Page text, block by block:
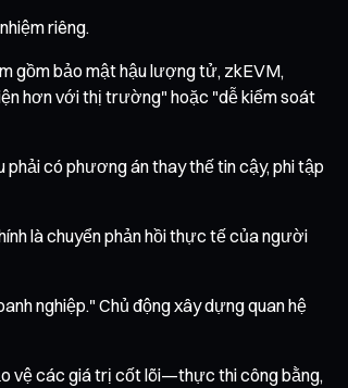
riêng.
gồm bảo mật hậu lượng tử, zkEVM,
hơn với thị trường" hoặc "dễ kiểm soát
có phương án thay thế tin cậy, phi tập
là chuyển phản hồi thực tế của người
nghiệp." Chủ động xây dựng quan hệ
vệ các giá trị cốt lõi—thực thi công bằng,